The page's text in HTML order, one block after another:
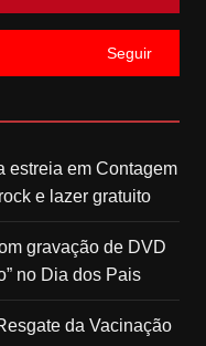
Seguir
estreia em Contagem
e lazer gratuito
gravação de DVD
no Dia dos Pais
da Vacinação